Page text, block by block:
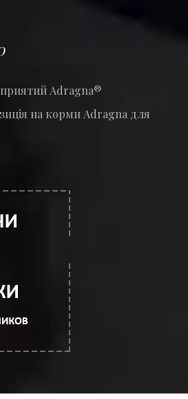
Adragna®
на корми Adragna для